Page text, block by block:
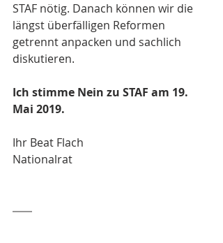
STAF nötig. Danach können wir die
längst überfälligen Reformen
getrennt anpacken und sachlich
diskutieren.
Ich stimme Nein zu STAF am 19.
Mai 2019.
Ihr Beat Flach
Nationalrat